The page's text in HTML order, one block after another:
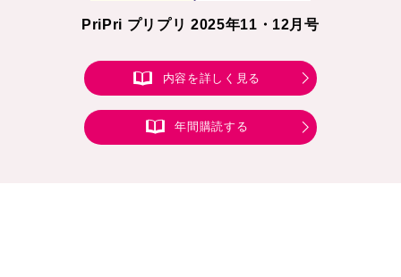
PriPri プリプリ 2025年11・12月号
内容を詳しく見る
年間購読する